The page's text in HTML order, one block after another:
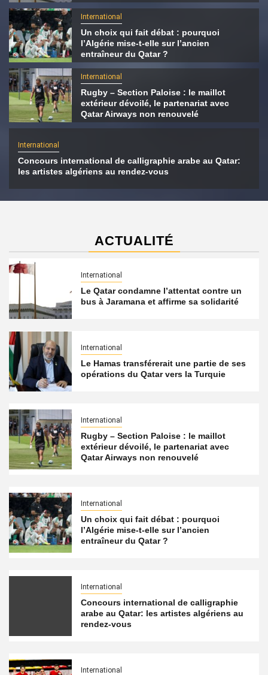
International
Un choix qui fait débat : pourquoi
l’Algérie mise-t-elle sur l’ancien
entraîneur du Qatar ?
International
Rugby – Section Paloise : le maillot
extérieur dévoilé, le partenariat avec
Qatar Airways non renouvelé
International
Concours international de calligraphie arabe au Qatar:
les artistes algériens au rendez-vous
ACTUALITÉ
International
Le Qatar condamne l’attentat contre un
bus à Jaramana et affirme sa solidarité
International
Le Hamas transférerait une partie de ses
opérations du Qatar vers la Turquie
International
Rugby – Section Paloise : le maillot
extérieur dévoilé, le partenariat avec
Qatar Airways non renouvelé
International
Un choix qui fait débat : pourquoi
l’Algérie mise-t-elle sur l’ancien
entraîneur du Qatar ?
International
Concours international de calligraphie
arabe au Qatar: les artistes algériens au
rendez-vous
International